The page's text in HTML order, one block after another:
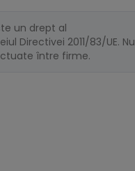
un drept al
Directivei 2011/83/UE. Nu
între firme.